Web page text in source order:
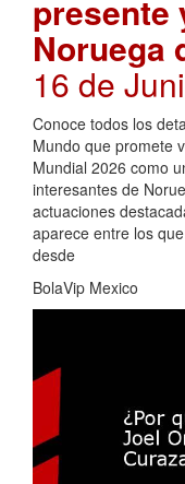
presente
Noruega
16 de
Conoce todos los
Mundo que promete
Mundial 2026 como
interesantes de
actuaciones
aparece entre los
desde
BolaVip Mexico